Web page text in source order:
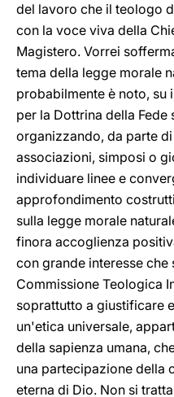
del lavoro che il teologo
con la voce viva della
Magistero. Vorrei
tema della legge morale
probabilmente è noto,
per la Dottrina della Fede
organizzando, da parte
associazioni, simposi o
individuare linee e
approfondimento
sulla legge morale
finora accoglienza
con grande interesse
Commissione Teologica
soprattutto a giustificare
un'etica universale,
della sapienza umana,
una partecipazione della
eterna di Dio. Non si